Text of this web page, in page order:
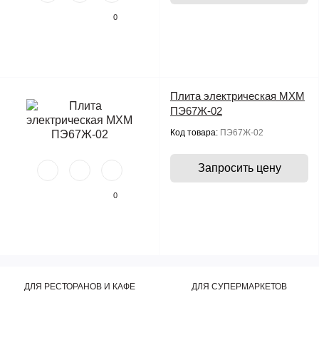
0
0
Плита электрическая МХМ
ПЭ67Ж-02
Код товара: ПЭ67Ж-02
Запросить цену
ДЛЯ РЕСТОРАНОВ И КАФЕ ДЛЯ СУПЕРМАРКЕТОВ